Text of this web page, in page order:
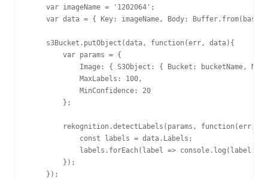
    var imageName = '1202064';
var data = { Key: imageName, Body:
    s3Bucket.putObject(data, function(err, data){
        var params = {
Image: { S3Object: { Bucket: bucketName,
            MaxLabels: 100,
            MinConfidence: 20
        };
rekognition.detectLabels(params, function(err,
            const labels = data.Labels;
labels.forEach(label =>
        });
    });